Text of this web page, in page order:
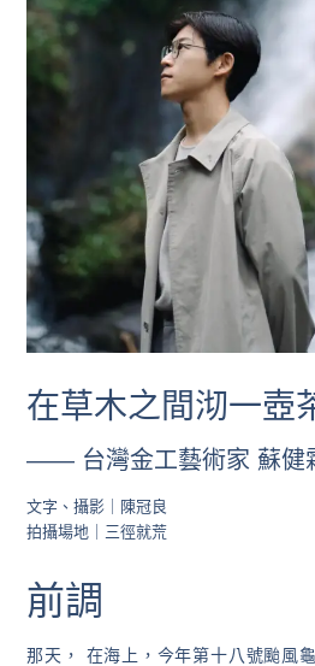
在草木之間沏一壺
—— 台灣金工藝術家 蘇健
文字、攝影｜陳冠良
拍攝場地｜三徑就荒
前調
那天， 在海上，今年第十八號颱風